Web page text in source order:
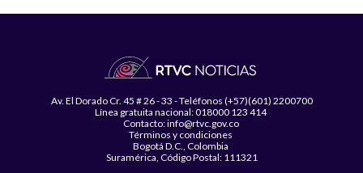
Av. El Dorado Cr. 45 # 26 - 33 - Teléfonos (+57)(601) 2200700
Línea gratuita nacional: 018000 123 414
Contacto: info@rtvc.gov.co
Términos y condiciones
Bogotá D.C., Colombia
Suramérica, Código Postal: 111321